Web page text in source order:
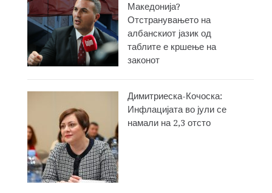
Македонија?
Отстранувањето на
албанскиот јазик од
таблите е кршење на
законот
Димитриеска-Кочоска:
Инфлацијата во јули се
намали на 2,3 отсто